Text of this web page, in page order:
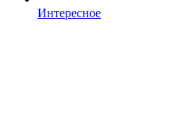
Интересное